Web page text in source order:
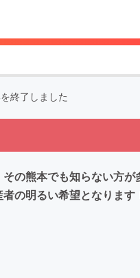
終了しました
の熊本でも知らない方
の明るい希望となりま